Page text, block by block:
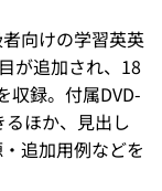
向けの学習英英
が追加され、18
収録。付属DVD-
ほか、見出し
追加用例などを